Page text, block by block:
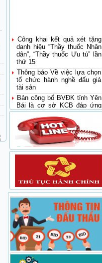
Công khai kết quả xét tặng
danh hiệu “Thầy thuốc Nhân
dân”, “Thầy thuốc Ưu tú” lần
thứ 15
Thông báo Về việc lựa chọn
tổ chức hành nghề đấu giá
tài sản
Bản công bố BVĐK tỉnh Yên
Bái là cơ sở KCB đáp ứng
yêu cầu là cơ sở thực hành
trong đào tạo khối ngành sức
khoẻ
Thông báo cơ sở cập nhật
kiến thức y khoa liên tục
trong khám bệnh chữa bệnh
Sở Y tế: Sơ kết đánh giá kết
quả hoạt động ngành y tế 6
tháng đầu năm 2017
Bệnh viện đa khoa tỉnh Yên
Bái đề nghị hỗ trợ tham gia
Đề án Bệnh viện vệ tinh giai
đoạn 2016-2020 của Bệnh
viện Nhi Trung Ương
Bệnh viện đa khoa tỉnh Yên
Bái đề nghị hỗ trợ tham gia
Đề án Bệnh viện vệ tinh giai
đoạn 2016-2020 của Bệnh
viện Bạch Mai